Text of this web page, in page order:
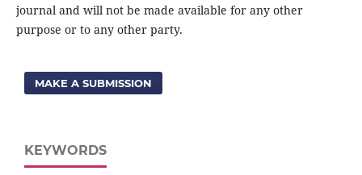
journal and will not be made available for any other
purpose or to any other party.
MAKE A SUBMISSION
KEYWORDS